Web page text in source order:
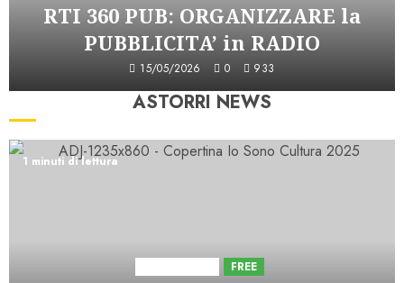
RTI 360 PUB: ORGANIZZARE la
PUBBLICITA’ in RADIO
15/05/2026 0 933
ASTORRI NEWS
1 minuti di lettura
FREE